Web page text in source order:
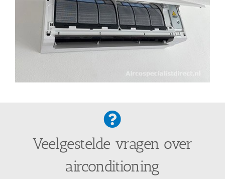
Veelgestelde vragen over
airconditioning